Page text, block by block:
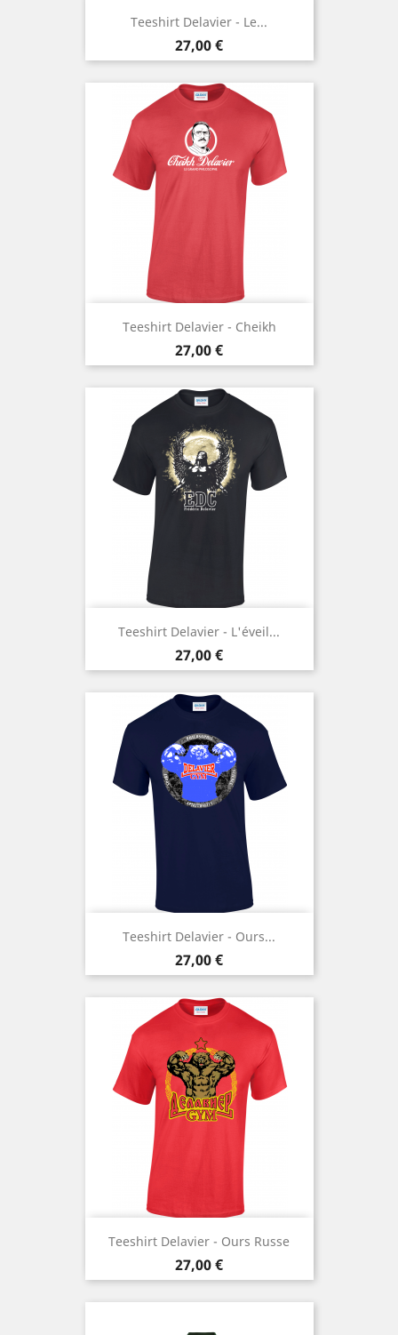
Teeshirt Delavier - Le...
Prix
27,00 €
Teeshirt Delavier - Cheikh
Prix
27,00 €
Teeshirt Delavier - L'éveil...
Prix
27,00 €
Teeshirt Delavier - Ours...
Prix
27,00 €
Teeshirt Delavier - Ours Russe
Prix
27,00 €